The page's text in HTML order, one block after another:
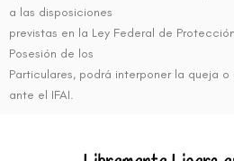
a las disposiciones
previstas en la Ley Federal de
Posesión de los
Particulares, podrá interponer la queja
ante el IFAI.